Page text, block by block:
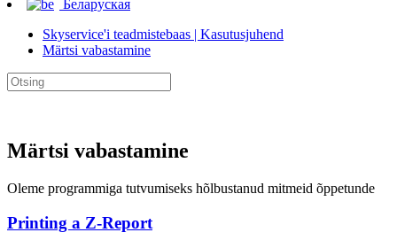
Беларуская
Skyservice'i teadmistebaas | Kasutusjuhend
Märtsi vabastamine
Märtsi vabastamine
Oleme programmiga tutvumiseks hõlbustanud mitmeid õppetunde
Printing a Z-Report